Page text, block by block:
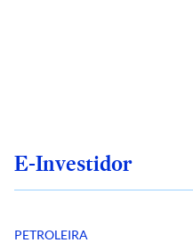
E-Investidor
PETROLEIRA